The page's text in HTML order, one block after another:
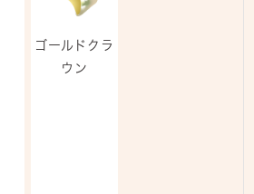
ゴールドクラ
ウン